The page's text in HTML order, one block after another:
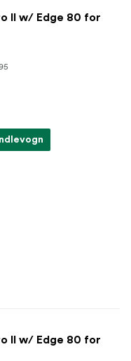
II w/ Edge 80 for
II w/ Edge 80 for